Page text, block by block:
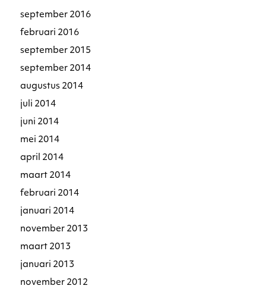
september 2016
februari 2016
september 2015
september 2014
augustus 2014
juli 2014
juni 2014
mei 2014
april 2014
maart 2014
februari 2014
januari 2014
november 2013
maart 2013
januari 2013
november 2012